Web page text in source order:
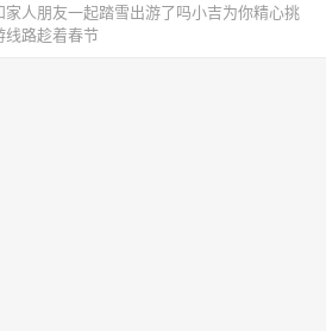
人朋友一起踏雪出游了吗小吉为你精心挑
线路趁着春节